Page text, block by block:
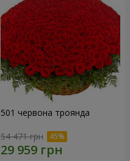
501 червона троянда
54 471 грн